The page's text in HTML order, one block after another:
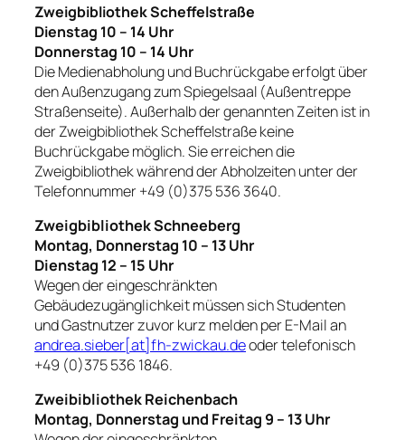
Zweigbibliothek Scheffelstraße
Dienstag 10 – 14 Uhr
Donnerstag 10 – 14 Uhr
Die Medienabholung und Buchrückgabe erfolgt über
den Außenzugang zum Spiegelsaal (Außentreppe
Straßenseite). Außerhalb der genannten Zeiten ist in
der Zweigbibliothek Scheffelstraße keine
Buchrückgabe möglich. Sie erreichen die
Zweigbibliothek während der Abholzeiten unter der
Telefonnummer +49 (0)375 536 3640.
Zweigbibliothek Schneeberg
Montag, Donnerstag 10 – 13 Uhr
Dienstag 12 – 15 Uhr
Wegen der eingeschränkten
Gebäudezugänglichkeit müssen sich Studenten
und Gastnutzer zuvor kurz melden per E-Mail an
andrea.sieber[at]fh-zwickau.deoder telefonisch
+49 (0)375 536 1846.
Zweibibliothek Reichenbach
Montag, Donnerstag und Freitag 9 – 13 Uhr